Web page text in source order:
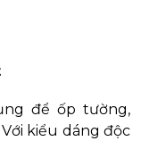
để ốp tường,
kiểu dáng độc